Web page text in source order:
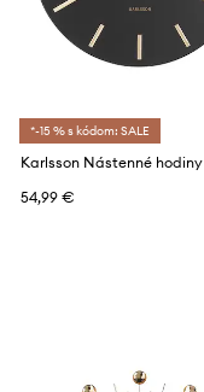
*-15 % s kódom: SALE
Karlsson Nástenné hodiny
54,99 €